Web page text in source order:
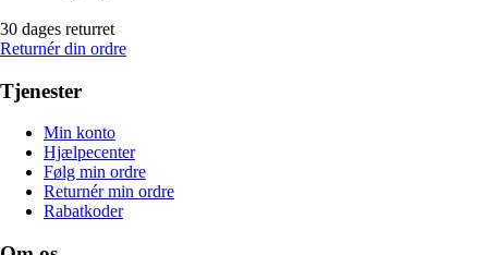
30 dages returret
Returnér din ordre
Tjenester
Min konto
Hjælpecenter
Følg min ordre
Returnér min ordre
Rabatkoder